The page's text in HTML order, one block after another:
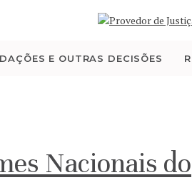
E OUTRAS DECISÕES
QUEM SOMOS
Nacionais do